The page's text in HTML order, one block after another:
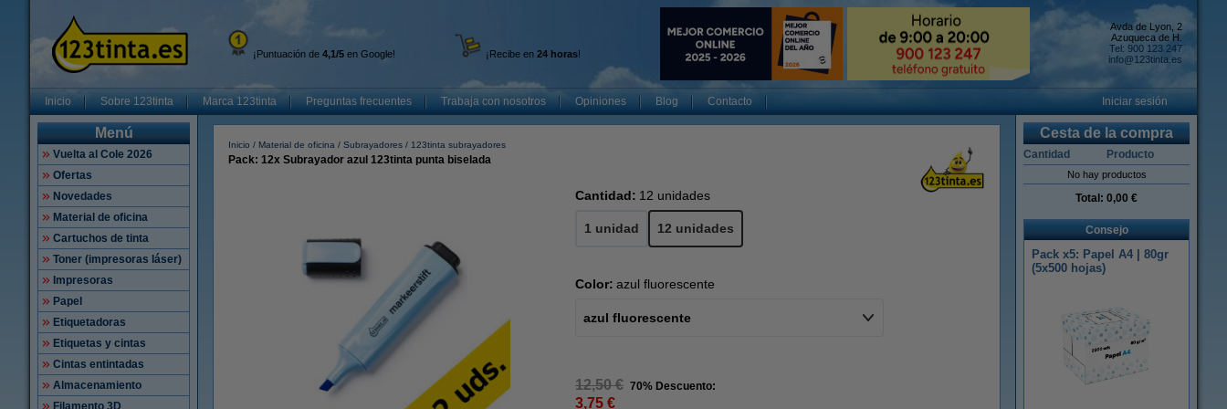
¡Puntuación de 4,1/5 en Google! ¡Recibe en 24 horas!
Avda de Lyon, 2
Azuqueca de H.
Tel: 900 123 247
info@123tinta.es
Inicio Sobre 123tinta Marca 123tinta Preguntas frecuentes Trabaja con nosotros Opiniones Blog Contacto Iniciar sesión
Menú
Vuelta al Cole 2026
Ofertas
Novedades
Material de oficina
Cartuchos de tinta
Toner (impresoras láser)
Impresoras
Papel
Etiquetadoras
Etiquetas y cintas
Cintas entintadas
Almacenamiento
Filamento 3D
Inicio Material de oficina Subrayadores 123tinta subrayadores
Pack: 12x Subrayador azul 123tinta punta biselada
Cantidad: 12 unidades
1 unidad 12 unidades
Color: azul fluorescente
azul fluorescente
12,50 € 70% Descuento:
3,75 €
Cesta de la compra
Cantidad Producto
No hay productos
Total: 0,00 €
Consejo
Pack x5: Papel A4 | 80gr
(5x500 hojas)